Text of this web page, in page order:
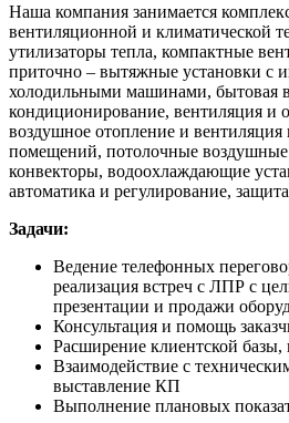
Наша компания занимается
вентиляционной и климатической
утилизаторы тепла, компактные
приточно – вытяжные установки с
холодильными машинами, бытовая
кондиционирование, вентиляция и
воздушное отопление и вентиляция
помещений, потолочные
конвекторы, водоохлаждающие
автоматика и регулирование,
Задачи:
Ведение телефонных
реализация встреч с ЛПР с
презентации и продажи
Консультация и помощь
Расширение клиентской
Взаимодействие с
выставление КП
Выполнение плановых